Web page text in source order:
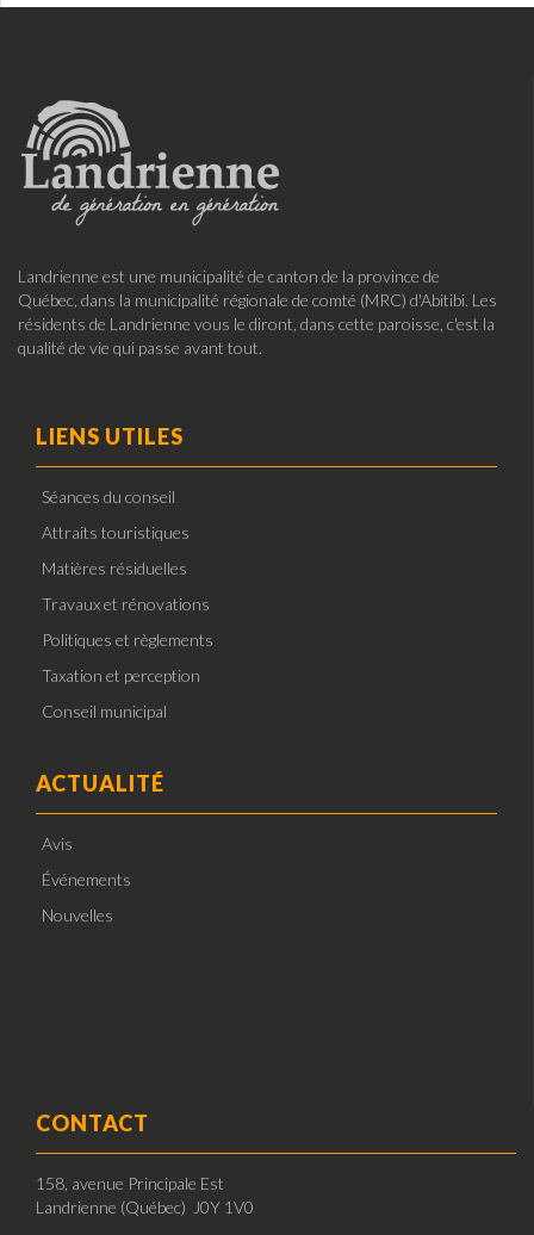
Landrienne est une municipalité de canton de la province de
Québec, dans la municipalité régionale de comté (MRC) d'Abitibi. Les
résidents de Landrienne vous le diront, dans cette paroisse, c'est la
qualité de vie qui passe avant tout.
LIENS UTILES
Séances du conseil
Attraits touristiques
Matières résiduelles
Travaux et rénovations
Politiques et règlements
Taxation et perception
Conseil municipal
ACTUALITÉ
Avis
Événements
Nouvelles
CONTACT
158, avenue Principale Est
Landrienne (Québec) J0Y 1V0